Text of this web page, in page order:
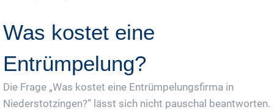
Was kostet eine
Entrümpelung?
Die Frage „Was kostet eine Entrümpelungsfirma in
Niederstotzingen?” lässt sich nicht pauschal beantworten.